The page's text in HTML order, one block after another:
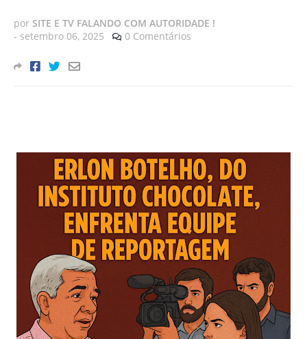
por SITE E TV FALANDO COM AUTORIDADE !
- setembro 06, 2025 0 Comentários